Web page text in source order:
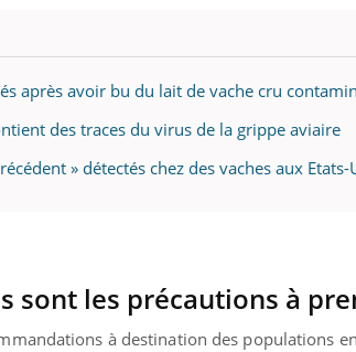
après avoir bu du lait de vache cru
des traces du virus de la grippe aviaire
» détectés chez des vaches aux Etats-
sont les précautions à
à destination des populations